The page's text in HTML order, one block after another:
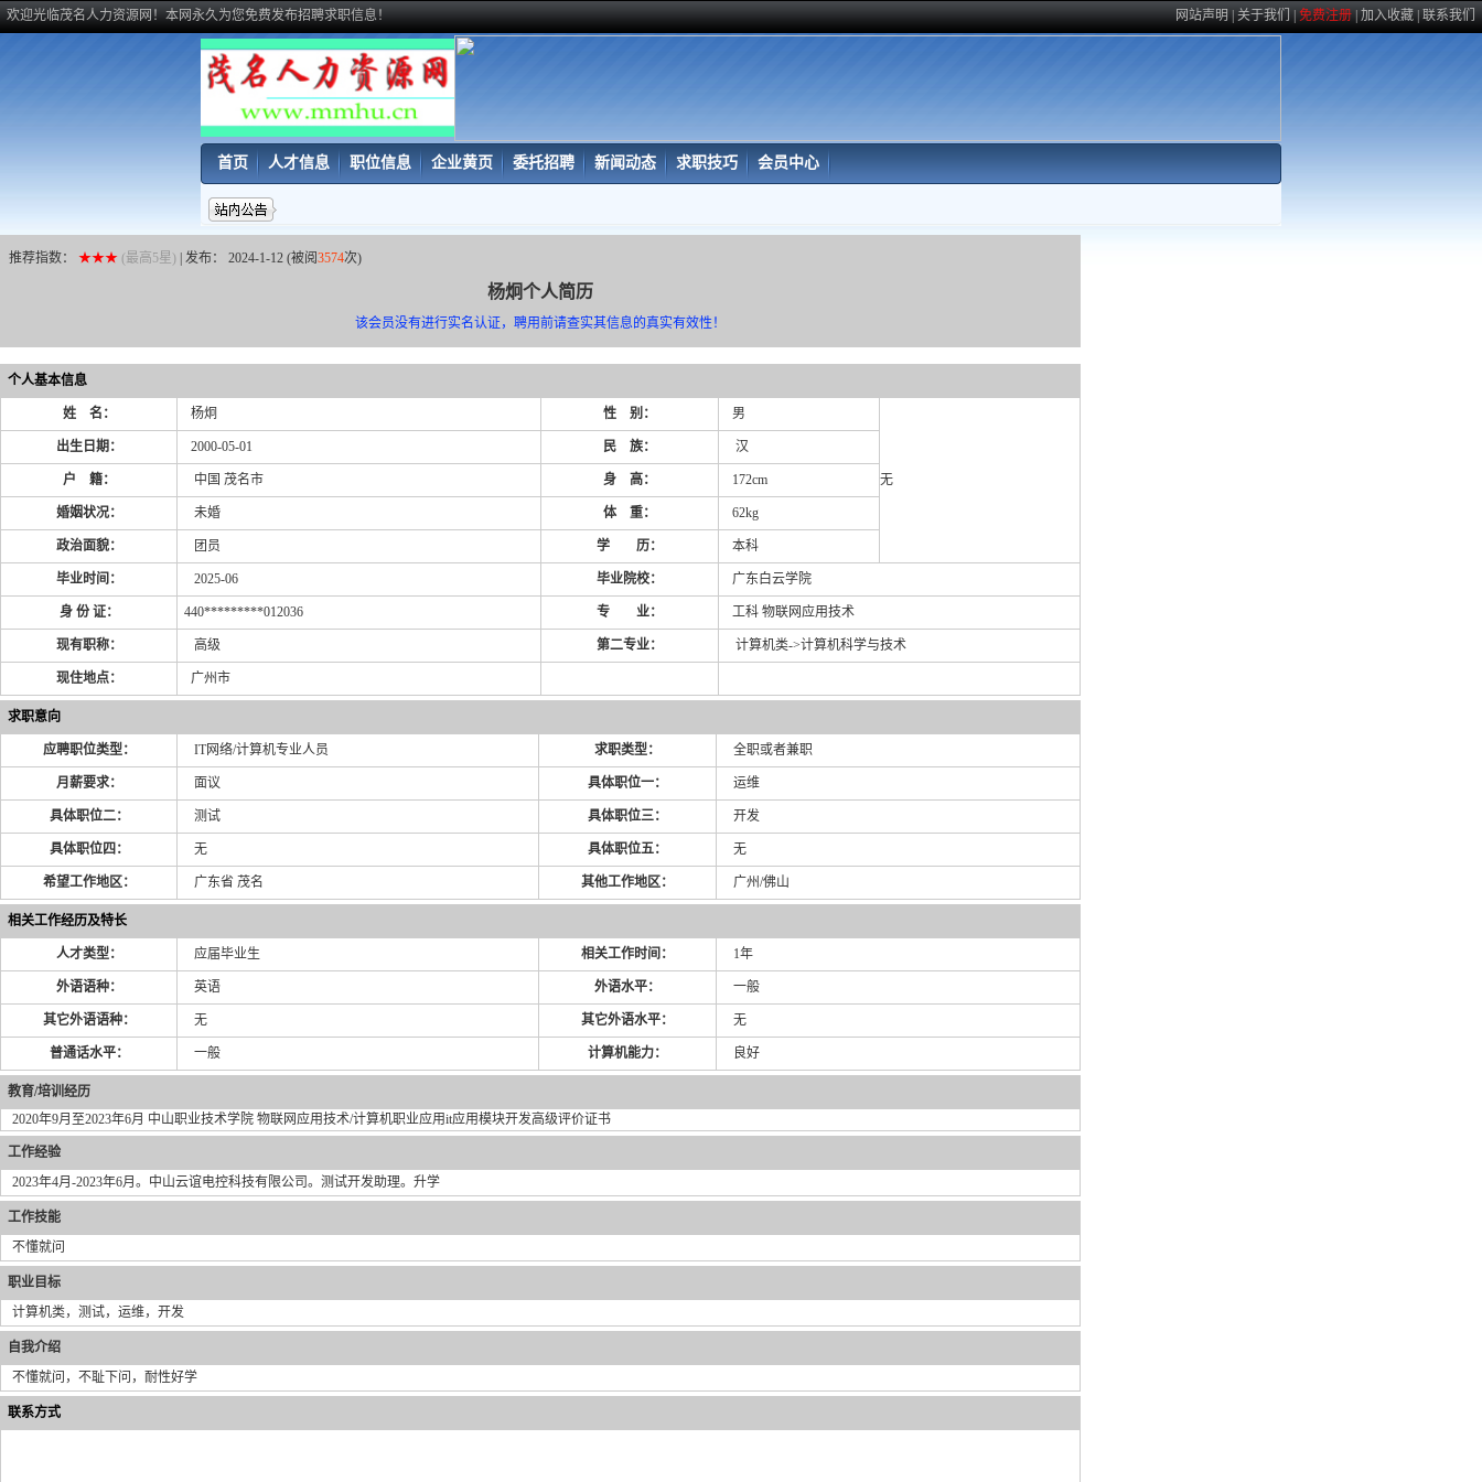
欢迎光临茂名人力资源网！本网永久为您免费发布招聘求职信息！ 网站声明|关于我们|免费注册|加入收藏|联系我们
首页 人才信息 职位信息 企业黄页 委托招聘 新闻动态 求职技巧 会员中心
推荐指数： ★★★ (最高5星) | 发布： 2024-1-12 (被阅3574次)
杨炯个人简历
该会员没有进行实名认证，聘用前请查实其信息的真实有效性！
个人基本信息
姓 名： 杨炯 性 别： 男
无
出生日期： 2000-05-01 民 族： 汉
户 籍： 中国 茂名市 身 高： 172cm
婚姻状况： 未婚 体 重： 62kg
政治面貌： 团员 学 历： 本科
毕业时间： 2025-06 毕业院校： 广东白云学院
身 份 证： 440*********012036 专 业： 工科 物联网应用技术
现有职称： 高级 第二专业： 计算机类->计算机科学与技术
现住地点： 广州市
求职意向
应聘职位类型： IT网络/计算机专业人员 求职类型： 全职或者兼职
月薪要求： 面议 具体职位一： 运维
具体职位二： 测试 具体职位三： 开发
具体职位四： 无 具体职位五： 无
希望工作地区： 广东省 茂名 其他工作地区： 广州/佛山
相关工作经历及特长
人才类型： 应届毕业生 相关工作时间： 1年
外语语种： 英语 外语水平： 一般
其它外语语种： 无 其它外语水平： 无
普通话水平： 一般 计算机能力： 良好
教育/培训经历
2020年9月至2023年6月 中山职业技术学院 物联网应用技术/计算机职业应用it应用模块开发高级评价证书
工作经验
2023年4月-2023年6月。中山云谊电控科技有限公司。测试开发助理。升学
工作技能
不懂就问
职业目标
计算机类，测试，运维，开发
自我介绍
不懂就问，不耻下问，耐性好学
联系方式